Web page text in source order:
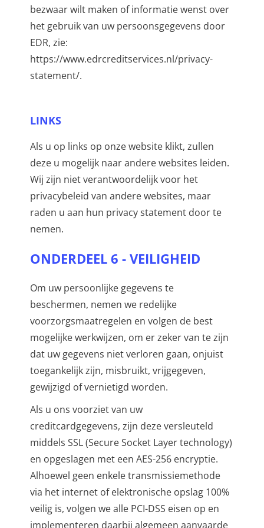
bezwaar wilt maken of informatie wenst over
het gebruik van uw persoonsgegevens door
EDR, zie:
https://www.edrcreditservices.nl/privacy-
statement/.
LINKS
Als u op links op onze website klikt, zullen
deze u mogelijk naar andere websites leiden.
Wij zijn niet verantwoordelijk voor het
privacybeleid van andere websites, maar
raden u aan hun privacy statement door te
nemen.
ONDERDEEL 6 - VEILIGHEID
Om uw persoonlijke gegevens te
beschermen, nemen we redelijke
voorzorgsmaatregelen en volgen de best
mogelijke werkwijzen, om er zeker van te zijn
dat uw gegevens niet verloren gaan, onjuist
toegankelijk zijn, misbruikt, vrijgegeven,
gewijzigd of vernietigd worden.
Als u ons voorziet van uw
creditcardgegevens, zijn deze versleuteld
middels SSL (Secure Socket Layer technology)
en opgeslagen met een AES-256 encryptie.
Alhoewel geen enkele transmissiemethode
via het internet of elektronische opslag 100%
veilig is, volgen we alle PCI-DSS eisen op en
implementeren daarbij algemeen aanvaarde